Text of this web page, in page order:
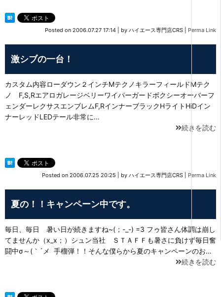
Posted on 2006.07.27 17:14 by ハイエース専門店CRS Perma Link
激シブの一台！
カスタム内容ローダウン２インチMテクノキラーフィールドMテク
ノ F,S,Rエアロガレージベリーワイパーガードボクシーオーバーフ
ェンダーレクサスエンブレムF,RインナーブラックHライトHiDイン
ナーレッドLEDテール非常に…
続きを読む
Posted on 2006.07.25 20:25 by ハイエース専門店CRS Perma Link
夏の！！キャンペーン中です。
毎日、毎日 暑い日が続きますね~(；-_-) =3 フゥ皆さん体調は崩し
てませんか（x_x；）シュン当社 ＳＴＡＦＦも暑さに負けず毎日奮
闘中σ～(｀´メ 手榴弾！！そんな僕らから夏のキャンペーンのお…
続きを読む